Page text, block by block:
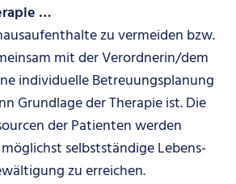
…
zu vermeiden bzw.
mit der Verordnerin/dem
individuelle Betreuungsplanung
Grundlage der Therapie ist. Die
der Patienten werden
selbstständige Lebens-
zu erreichen.